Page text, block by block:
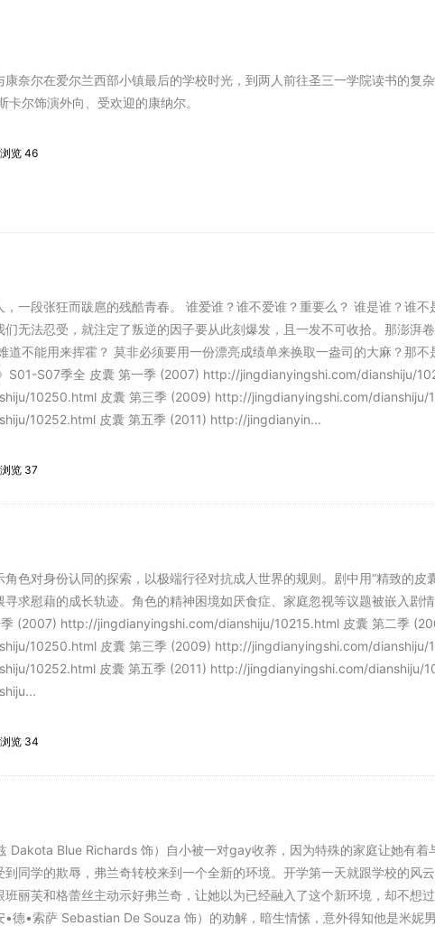
尔在爱尔兰西部小镇最后的学校时光，到两人前往圣三一学院读书的复
卡尔饰演外向、受欢迎的康纳尔。
浏览 46
段张狂而跋扈的残酷青春。 谁爱谁？谁不爱谁？重要么？ 谁是谁？谁不
无法忍受，就注定了叛逆的因子要从此刻爆发，且一发不可收拾。那澎湃
道不能用来挥霍？ 莫非必须要用一份漂亮成绩单来换取一盎司的大麻？那
S01-S07季全 皮囊 第一季 (2007) http://jingdianyingshi.com/dianshiju/
10250.html 皮囊 第三季 (2009) http://jingdianyingshi.com/dianshiju/
10252.html 皮囊 第五季 (2011) http://jingdianyin...
浏览 37
色对身份认同的探索，以极端行径对抗成人世界的规则。剧中用“精致的皮
求慰藉的成长轨迹。角色的精神困境如厌食症、家庭忽视等议题被嵌入剧
季 (2007) http://jingdianyingshi.com/dianshiju/10215.html 皮囊 第二季
10250.html 皮囊 第三季 (2009) http://jingdianyingshi.com/dianshiju/
10252.html 皮囊 第五季 (2011) http://jingdianyingshi.com/dianshiju/
浏览 34
Blue Richards 饰）自小被一对gay收养，因为特殊的家庭让她有着
同学的欺辱，弗兰奇转校来到一个全新的环境。开学第一天就跟学校的风
丽芙和格蕾丝主动示好弗兰奇，让她以为已经融入了这个新环境，却不想
德•索萨 Sebastian De Souza 饰）的劝解，暗生情愫，意外得知他是米妮